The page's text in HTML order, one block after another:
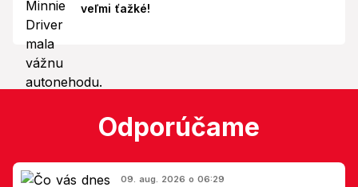
veľmi ťažké!
Odporúčame
09. aug. 2026 o 06:29